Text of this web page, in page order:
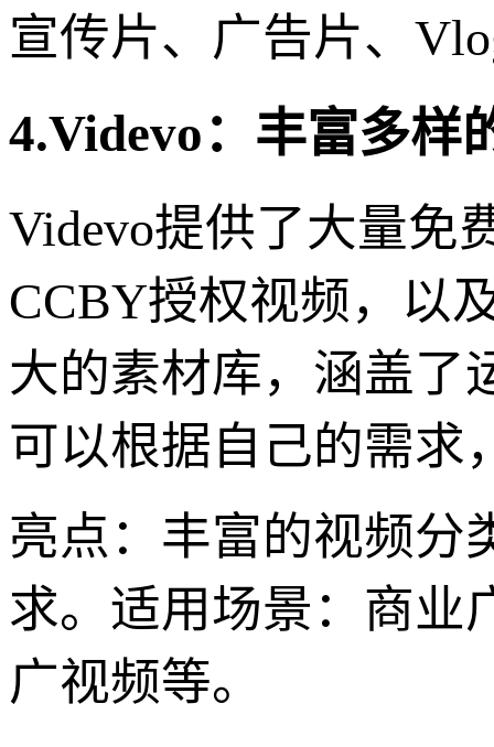
宣传片、广告片、
4.Videvo：丰富多样
Videvo提供了大量免
CCBY授权视频，以
大的素材库，涵盖了
可以根据自己的需求
亮点：丰富的视频分
求。适用场景：商业
广视频等。